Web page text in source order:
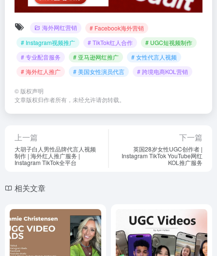
海外网红营销
# Facebook海外营销
# Instagram视频推广
# TikTok红人合作
# UGC短视频制作
# 专业配音服务
# 亚马逊网红推广
# 女性代言人视频
# 海外红人推广
# 美国女性演员代言 # 跨境电商KOL营销
© 版权声明
文章版权归作者所有，未经允许请勿转载。
上一篇
大胡子白人男性品牌代言人视频
制作 | 海外红人推广服务 |
Instagram TikTok全平台
下一篇
英国28岁女性UGC创作者 |
Instagram TikTok YouTube网红
KOL推广服务
相关文章